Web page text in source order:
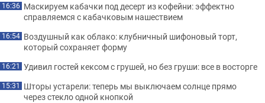
16:36 Маскируем кабачки под десерт из кофейни: эффектно
справляемся с кабачковым нашествием
16:54 Воздушный как облако: клубничный шифоновый торт,
который сохраняет форму
16:21 Удивил гостей кексом с грушей, но без груши: все в восторге
15:31 Шторы устарели: теперь мы выключаем солнце прямо
через стекло одной кнопкой